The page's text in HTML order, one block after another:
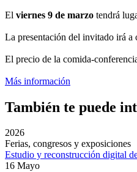
El viernes 9 de marzo tendrá
La presentación del invitado irá a
El precio de la comida-
Más información
También te puede
2026
Ferias, congresos y exposiciones
Estudio y reconstrucción digital
16 Mayo